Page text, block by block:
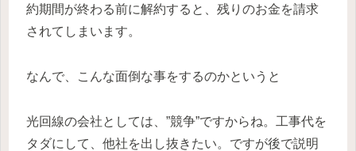
約期間が終わる前に解約すると、残りのお金を請求
されてしまいます。
なんで、こんな面倒な事をするのかというと
光回線の会社としては、”競争”ですからね。工事代を
タダにして、他社を出し抜きたい。ですが後で説明